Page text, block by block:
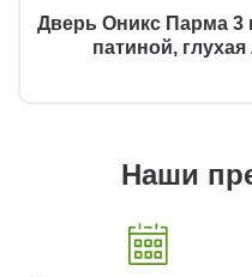
Дверь Оникс Парма 3
патиной,
Наши